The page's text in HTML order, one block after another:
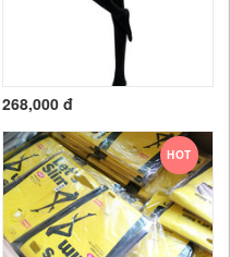
268,000 đ
HOT